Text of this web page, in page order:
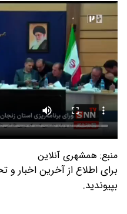
منبع: همشهری آنلاین
برای اطلاع از آخرین اخبار و
بپیوندید.